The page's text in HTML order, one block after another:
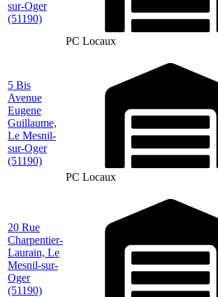
sur-Oger
(51190)
PC Locaux
5 Bis
Avenue
Eugene
Guillaume,
Le Mesnil-
sur-Oger
(51190)
PC Locaux
20 Rue
Charpentier-
Laurain, Le
Mesnil-sur-
Oger
(51190)